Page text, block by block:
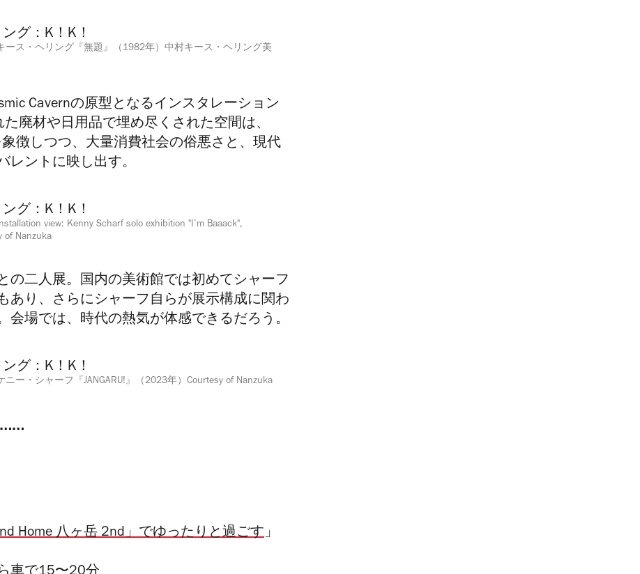
ース・ヘリング『無題』（1982年）中村キース・ヘリング美
Cavernの原型となるインスタレーション
廃材や日用品で埋め尽くされた空間は、
徴しつつ、大量消費社会の俗悪さと、現代
レントに映し出す。
view: Kenny Scharf solo exhibition "I’m Baaack",
of Nanzuka
の二人展。国内の美術館では初めてシャーフ
あり、さらにシャーフ自らが展示構成に関わ
会場では、時代の熱気が体感できるだろう。
ニー・シャーフ『JANGARU!』（2023年）Courtesy of Nanzuka
……
Home 八ヶ岳 2nd」でゆったりと過ごす」